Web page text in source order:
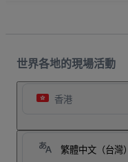
世界各地的現場活動
香港
繁體中文（台灣）